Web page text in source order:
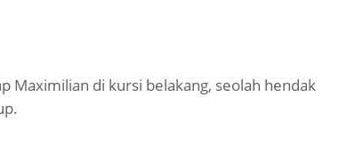
Maximilian di kursi belakang, seolah hendak